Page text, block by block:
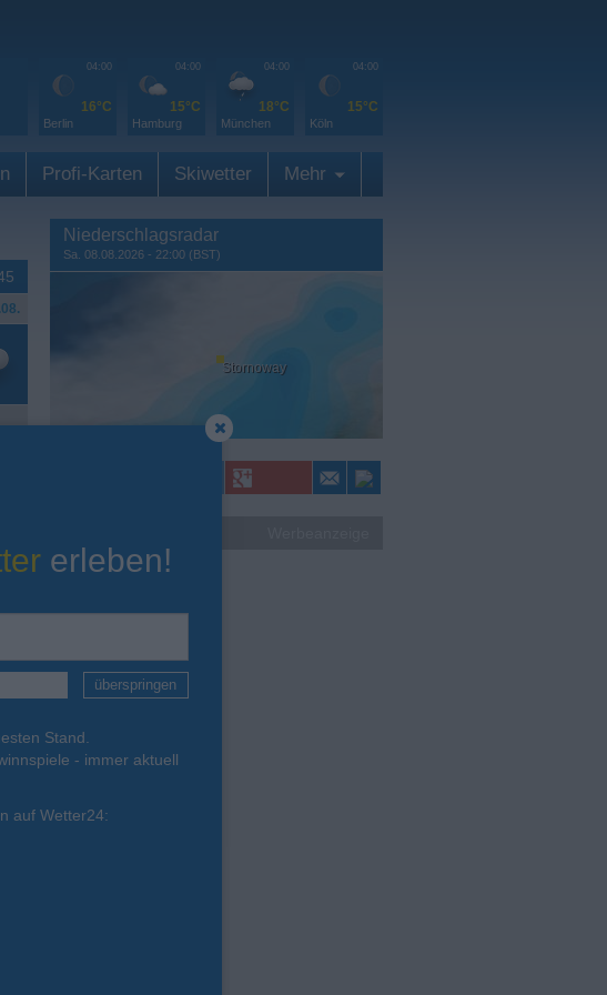
04:00
16°C
Berlin
04:00
15°C
Hamburg
04:00
18°C
München
04:00
15°C
Köln
Profi-Karten Skiwetter Mehr
Niederschlagsradar
Sa. 08.08.2026 - 22:00 (BST)
Stornoway
erleben!
überspringen
Stand.
- immer aktuell
auf Wetter24: